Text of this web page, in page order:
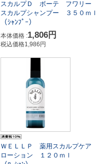
スカルプＤ ボーテ フワリー
スカルプシャンプー ３５０ｍｌ
（ｼｬﾝﾌﾟｰ）
本体価格 :1,806円
税込価格1,986円
ＷＥＬＬＰ 薬用スカルプケア
ローション １２０ｍｌ